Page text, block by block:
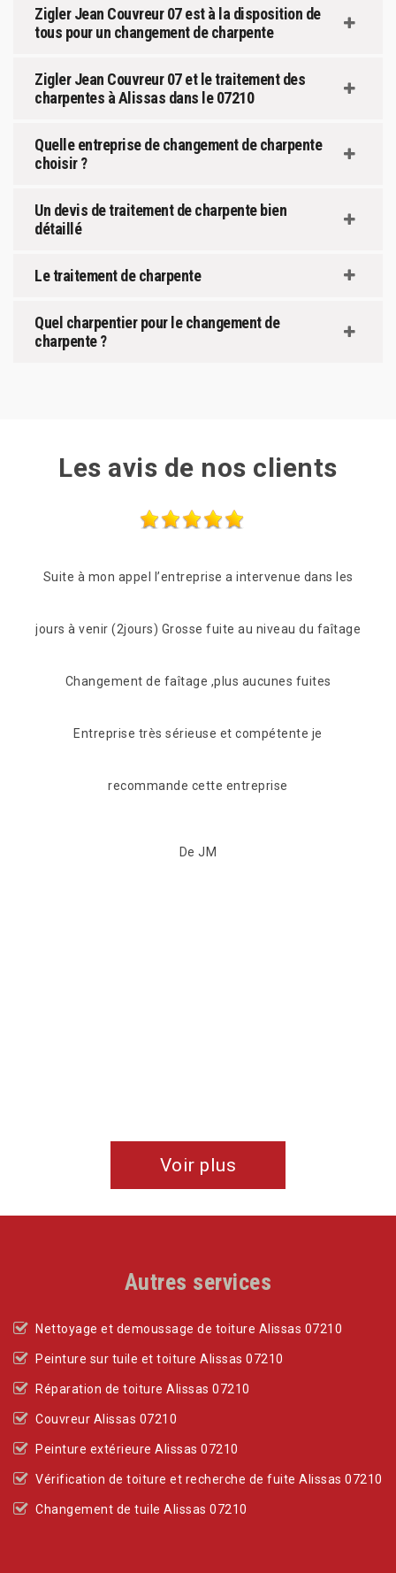
Zigler Jean Couvreur 07 est à la disposition de
tous pour un changement de charpente
Zigler Jean Couvreur 07 et le traitement des
charpentes à Alissas dans le 07210
Quelle entreprise de changement de charpente
choisir ?
Un devis de traitement de charpente bien
détaillé
Le traitement de charpente
Quel charpentier pour le changement de
charpente ?
Les avis de nos clients
Compétence et rapidité (lendemain de mon appel) et
en plus gentillesse et conseils mérite bien ses 5
étoiles Merci
Voir plus
Autres services
Nettoyage et demoussage de toiture Alissas 07210
Peinture sur tuile et toiture Alissas 07210
Réparation de toiture Alissas 07210
Couvreur Alissas 07210
Peinture extérieure Alissas 07210
Vérification de toiture et recherche de fuite Alissas 07210
Changement de tuile Alissas 07210